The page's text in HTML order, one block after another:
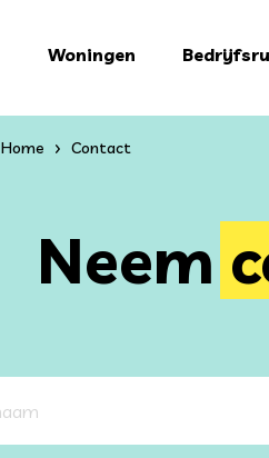
Woningen
Home Contact
Neem